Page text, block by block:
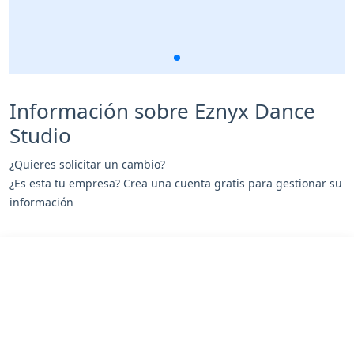
Información sobre Eznyx Dance
Studio
¿Quieres solicitar un cambio?
¿Es esta tu empresa? Crea una cuenta gratis para gestionar su
información